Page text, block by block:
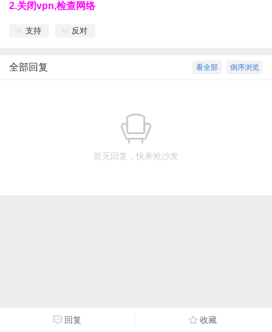
2.关闭vpn,检查网络
支持 反对
倒序浏览
看全部
全部回复
暂无回复，快来抢沙发
回复 收藏